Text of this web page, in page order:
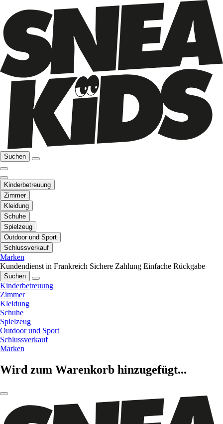
Suchen
Kinderbetreuung
Zimmer
Kleidung
Schuhe
Spielzeug
Outdoor und Sport
Schlussverkauf
Marken
Kundendienst in Frankreich Sichere Zahlung Einfache Rückgabe
Suchen
Kinderbetreuung
Zimmer
Kleidung
Schuhe
Spielzeug
Outdoor und Sport
Schlussverkauf
Marken
Wird zum Warenkorb hinzugefügt...